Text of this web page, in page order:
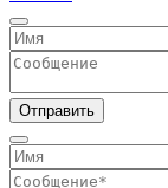
Отправить